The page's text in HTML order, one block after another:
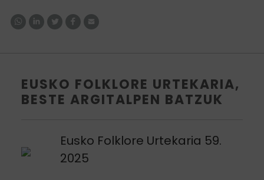
EUSKO FOLKLORE URTEKARIA,
BESTE ARGITALPEN BATZUK
Eusko Folklore Urtekaria 59.
2025
Argitalpena ikusi